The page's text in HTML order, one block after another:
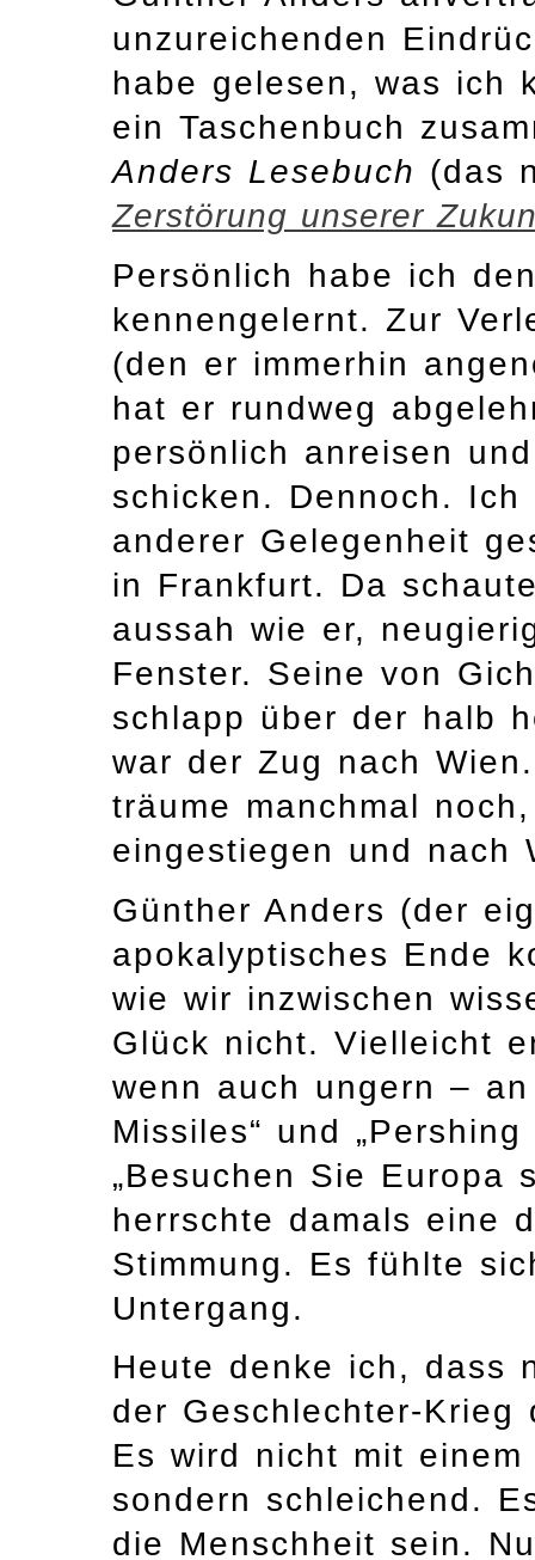
unzureichenden
habe gelesen, was ich
ein Taschenbuch
Anders Lesebuch (das
Zerstörung unserer
Persönlich habe ich
kennengelernt. Zur
(den er immerhin
hat er rundweg
persönlich anreisen
schicken. Dennoch.
anderer Gelegenheit
in Frankfurt. Da
aussah wie er,
Fenster. Seine von
schlapp über der halb
war der Zug nach
träume manchmal
eingestiegen und
Günther Anders (der
apokalyptisches Ende
wie wir inzwischen
Glück nicht. Vielleicht
wenn auch ungern –
Missiles“ und
„Besuchen Sie Europa
herrschte damals eine
Stimmung. Es fühlte
Untergang.
Heute denke ich, dass
der Geschlechter-Krieg
Es wird nicht mit einem
sondern schleichend.
die Menschheit sein.